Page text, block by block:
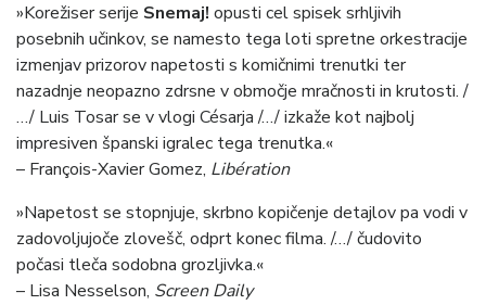
»Korežiser serije Snemaj! opusti cel spisek srhljivih
posebnih učinkov, se namesto tega loti spretne orkestracije
izmenjav prizorov napetosti s komičnimi trenutki ter
nazadnje neopazno zdrsne v območje mračnosti in krutosti. /
…/ Luis Tosar se v vlogi Césarja /…/ izkaže kot najbolj
impresiven španski igralec tega trenutka.«
– François-Xavier Gomez, Libération
»Napetost se stopnjuje, skrbno kopičenje detajlov pa vodi v
zadovoljujoče zlovešč, odprt konec filma. /…/ čudovito
počasi tleča sodobna grozljivka.«
– Lisa Nesselson, Screen Daily